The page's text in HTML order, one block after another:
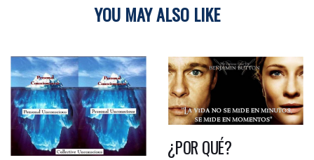
YOU MAY ALSO LIKE
¿POR QUÉ?